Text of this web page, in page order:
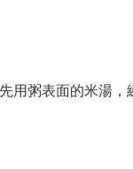
用粥表面的米湯，